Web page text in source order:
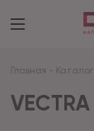
Главная - Каталог
VECTRA